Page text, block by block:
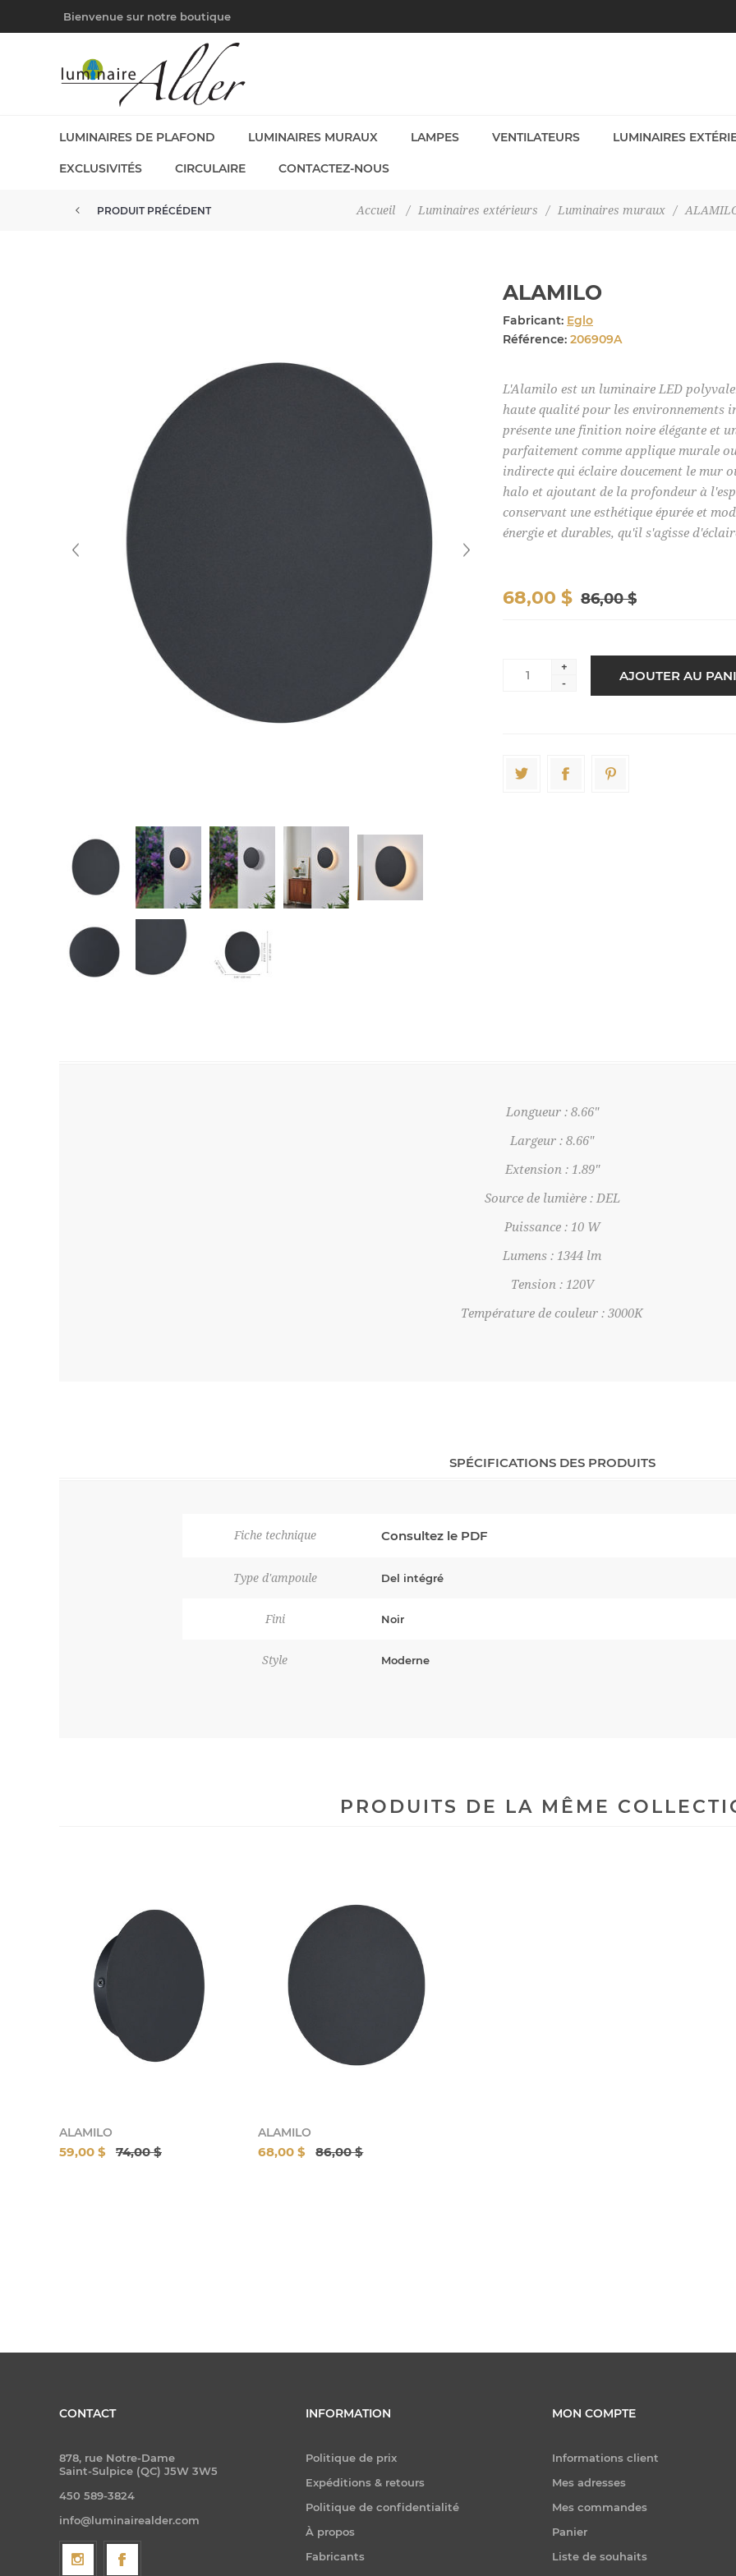
Bienvenue sur notre boutique
LUMINAIRES DE PLAFOND LUMINAIRES MURAUX LAMPES VENTILATEURS LUMINAIRES
EXCLUSIVITÉS CIRCULAIRE CONTACTEZ-NOUS
Accueil / Luminaires extérieurs / Luminaires muraux /
PRODUIT PRÉCÉDENT
ALAMILO
Fabricant: Eglo
Référence: 206909A
L'Alamilo est un luminaire LED
haute qualité pour les environnements
présente une finition noire élégante et
parfaitement comme applique murale
indirecte qui éclaire doucement le mur
halo et ajoutant de la profondeur à
conservant une esthétique épurée et
énergie et durables, qu'il s'agisse
86,00 $
68,00 $
+
-
Longueur : 8.66"
Largeur : 8.66"
Extension : 1.89"
Source de lumière : DEL
Puissance : 10 W
Lumens : 1344 lm
Tension : 120V
Température de couleur : 3000K
SPÉCIFICATIONS DES PRODUITS
Fiche technique Consultez le PDF
Type d'ampoule Del intégré
Fini Noir
Style Moderne
PRODUITS DE LA MÊME
ALAMILO
59,00 $ 74,00 $
ALAMILO
68,00 $ 86,00 $
CONTACT
878, rue Notre-Dame
Saint-Sulpice (QC) J5W 3W5
450 589-3824
info@luminairealder.com
INFORMATION
Politique de prix
Expéditions & retours
Politique de confidentialité
À propos
Fabricants
MON COMPTE
Informations client
Mes adresses
Mes commandes
Panier
Liste de souhaits